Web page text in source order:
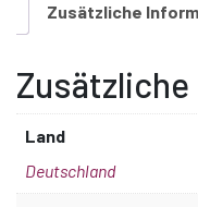
Zusätzliche
Land
Deutschland